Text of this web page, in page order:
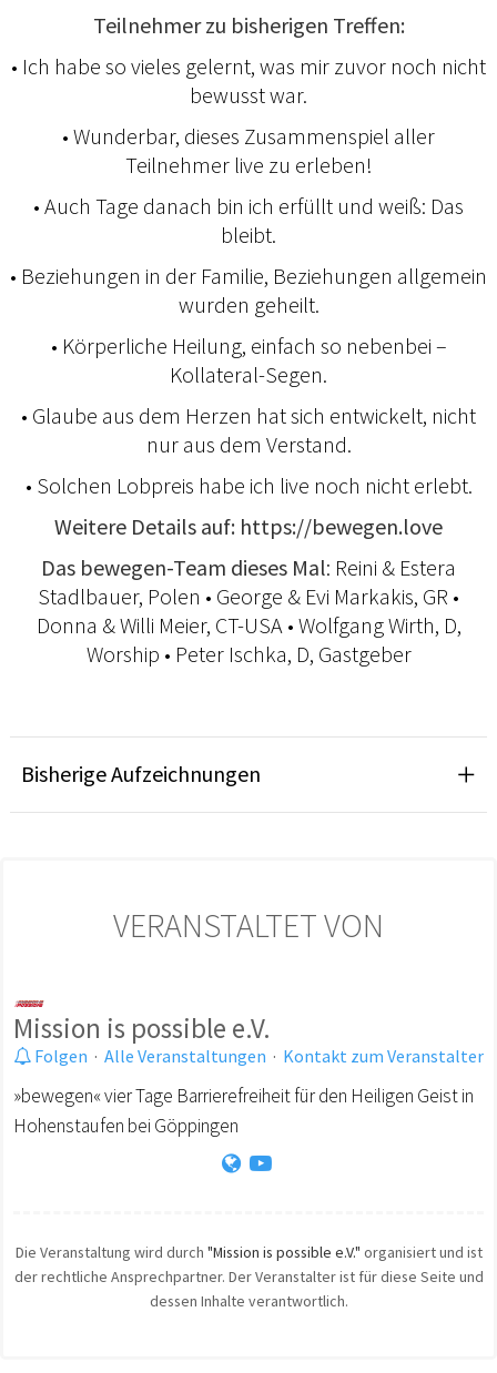
Teilnehmer zu bisherigen Treffen:
• Ich habe so vieles gelernt, was mir zuvor noch nicht
bewusst war.
• Wunderbar, dieses Zusammenspiel aller
Teilnehmer live zu erleben!
• Auch Tage danach bin ich erfüllt und weiß: Das
bleibt.
• Beziehungen in der Familie, Beziehungen allgemein
wurden geheilt.
• Körperliche Heilung, einfach so nebenbei –
Kollateral-Segen.
• Glaube aus dem Herzen hat sich ent­wickelt, nicht
nur aus dem Verstand.
• Solchen Lobpreis habe ich live noch nicht erlebt.
Weitere Details auf: https://bewegen.love
Das bewegen-Team dieses Mal: Reini & Estera
Stadlbauer, Polen • George & Evi Markakis, GR •
Donna & Willi Meier, CT-USA • Wolfgang Wirth, D,
Worship • Peter Ischka, D, Gastgeber
Bisherige Aufzeichnungen
VERANSTALTET VON
Mission is possible e.V.
Folgen · Alle Veranstaltungen · Kontakt zum Veranstalter
»bewegen« vier Tage Barrierefreiheit für den Heiligen Geist in
Hohenstaufen bei Göppingen
Die Veranstaltung wird durch "Mission is possible e.V." organisiert und ist
der rechtliche Ansprechpartner. Der Veranstalter ist für diese Seite und
dessen Inhalte verantwortlich.